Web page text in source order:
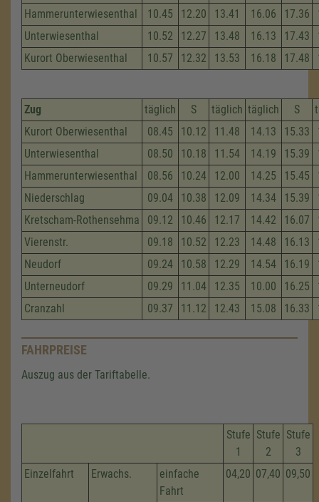
Hammerunterwiesenthal
10.45 12.20 13.41 16.06 17.36
Unterwiesenthal
10.52 12.27 13.48 16.13 17.43
Kurort Oberwiesenthal
10.57 12.32 13.53 16.18 17.48
Zug täglich S täglich täglich S
Kurort Oberwiesenthal
08.45 10.12 11.48 14.13 15.33
Unterwiesenthal
08.50 10.18 11.54 14.19 15.39
Hammerunterwiesenthal
08.56 10.24 12.00 14.25 15.45
Niederschlag
09.04 10.38 12.09 14.34 15.39
Kretscham-Rothensehma
09.12 10.46 12.17 14.42 16.07
Vierenstr.
09.18 10.52 12.23 14.48 16.13
Neudorf
09.24 10.58 12.29 14.54 16.19
Unterneudorf
09.29 11.04 12.35 10.00 16.25
Cranzahl
09.37 11.12 12.43 15.08 16.33
FAHRPREISE
Auszug aus der Tariftabelle.
Stufe
1
Stufe
2
Stufe
3
Einzelfahrt
Erwachs.
einfache
Fahrt
04,20 07,40 09,50